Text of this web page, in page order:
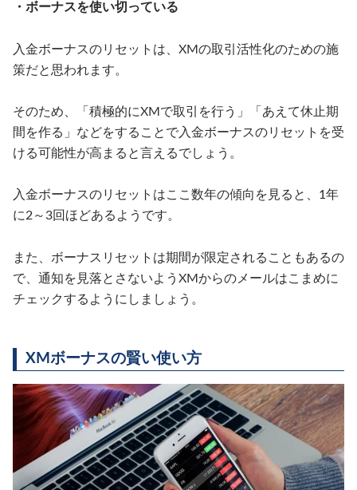
・ボーナスを使い切っている
入金ボーナスのリセットは、XMの取引活性化のための施
策だと思われます。
そのため、「積極的にXMで取引を行う」「あえて休止期
間を作る」などをすることで入金ボーナスのリセットを受
ける可能性が高まると言えるでしょう。
入金ボーナスのリセットはここ数年の傾向を見ると、1年
に2～3回ほどあるようです。
また、ボーナスリセットは期間が限定されることもあるの
で、通知を見落とさないようXMからのメールはこまめに
チェックするようにしましょう。
XMボーナスの賢い使い方